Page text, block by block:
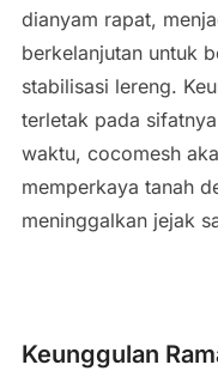
dianyam rapat,
berkelanjutan untuk
stabilisasi lereng.
terletak pada
waktu, cocomesh
memperkaya tanah
meninggalkan jejak
Keunggulan